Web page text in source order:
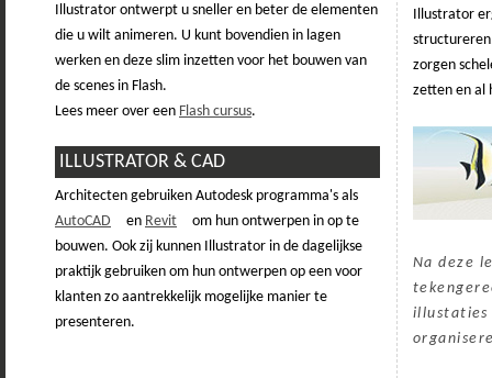
Illustrator ontwerpt u sneller en beter de elementen
die u wilt animeren. U kunt bovendien in lagen
werken en deze slim inzetten voor het bouwen van
de scenes in Flash.
Lees meer over een Flash cursus.
ILLUSTRATOR & CAD
Architecten gebruiken Autodesk programma's als
AutoCAD
en Revit
om hun ontwerpen in op te
bouwen. Ook zij kunnen Illustrator in de dagelijkse
praktijk gebruiken om hun ontwerpen op een voor
klanten zo aantrekkelijk mogelijke manier te
presenteren.
Illustrator
zorgen
zetten en al
Na deze
illustaties